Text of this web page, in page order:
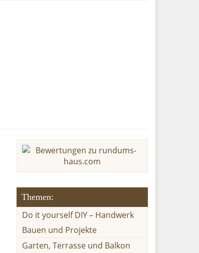
Themen:
Do it yourself DIY – Handwerk
Bauen und Projekte
Garten, Terrasse und Balkon